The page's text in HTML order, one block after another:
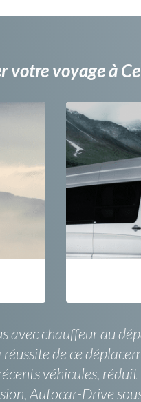
votre voyage à
avec chauffeur au
de ce
véhicules,
Autocar-Drive